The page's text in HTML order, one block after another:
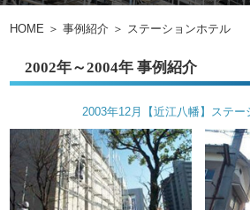
HOME ＞事例紹介 ＞ ステーションホテル
2002年～2004年 事例紹介
2003年12月【近江八幡】ステー